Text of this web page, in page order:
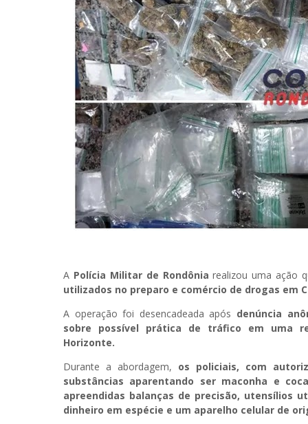
A Polícia Militar de Rondônia realizou uma ação
utilizados no preparo e comércio de drogas em
A operação foi desencadeada após denúncia
sobre possível prática de tráfico em uma
Horizonte.
Durante a abordagem, os policiais, com
substâncias aparentando ser maconha e
apreendidas balanças de precisão, utensílios
dinheiro em espécie e um aparelho celular de